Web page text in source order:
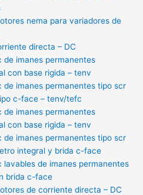
nema para variadores de
directa – DC
de imanes permanentes
con base rigida – tenv
de imanes permanentes tipo scr
c-face – tenv/tefc
de imanes permanentes
con base rigida – tenv
de imanes permanentes tipo scr
integral y brida c-face
lavables de imanes permanentes
brida c-face
de corriente directa – DC